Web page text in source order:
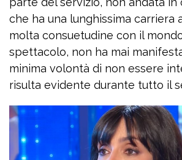
che ha una lunghissima carriera
molta consuetudine con il
spettacolo, non ha mai
minima volontà di non essere
risulta evidente durante tutto il